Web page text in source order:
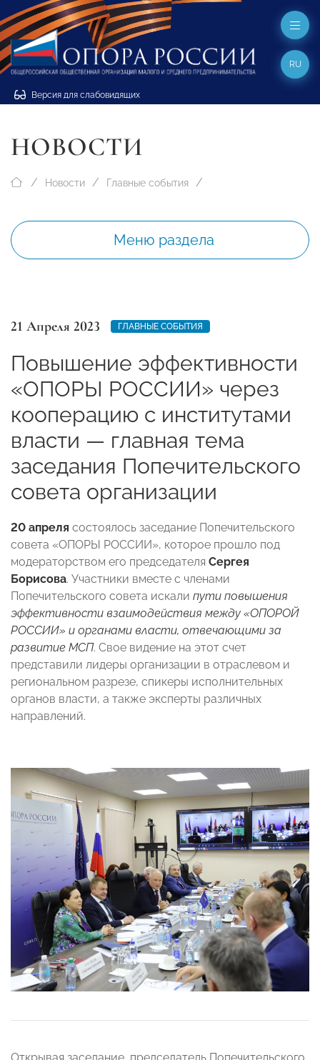
Версия для слабовидящих
RU
НОВОСТИ
Новости Главные события
Меню раздела
21 Апреля 2023 ГЛАВНЫЕ СОБЫТИЯ
Повышение эффективности
«ОПОРЫ РОССИИ» через
кооперацию с институтами
власти — главная тема
заседания Попечительского
совета организации
20 апреля состоялось заседание Попечительского
совета «ОПОРЫ РОССИИ», которое прошло под
модераторством его председателя Сергея
Борисова. Участники вместе с членами
Попечительского совета искали пути повышения
эффективности взаимодействия между «ОПОРОЙ
РОССИИ» и органами власти, отвечающими за
развитие МСП. Свое видение на этот счет
представили лидеры организации в отраслевом и
региональном разрезе, спикеры исполнительных
органов власти, а также эксперты различных
направлений.